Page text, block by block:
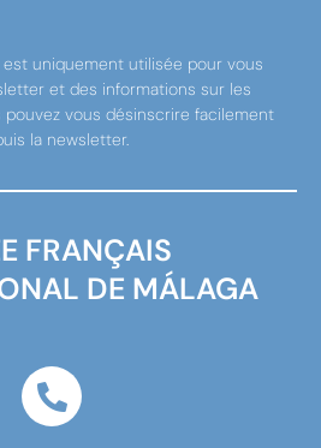
FRANÇAIS
DE MÁLAGA
uniquement utilisée pour vous
et des informations sur les
pouvez vous désinscrire facilement
la newsletter.